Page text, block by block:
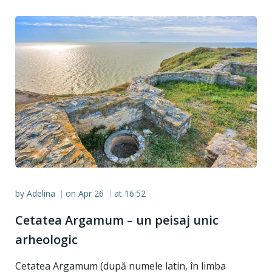
by Adelina | on Apr 26 | at 16:52
Cetatea Argamum – un peisaj unic
arheologic
Cetatea Argamum (după numele latin, în limba